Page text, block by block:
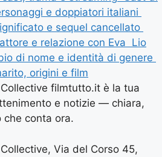
e doppiatori italiani
e sequel cancellato
e relazione con Eva Lio
di nome e identità di genere
origini e film
filmtutto.it è la tua
e notizie — chiara,
che conta ora.
Via del Corso 45,